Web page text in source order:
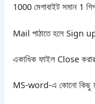
1000 মেগাবাইট সমান 1
Mail পাঠাতে হলে Sign
একাধিক ফাইল Close
MS-word-এ কোনো কিছু